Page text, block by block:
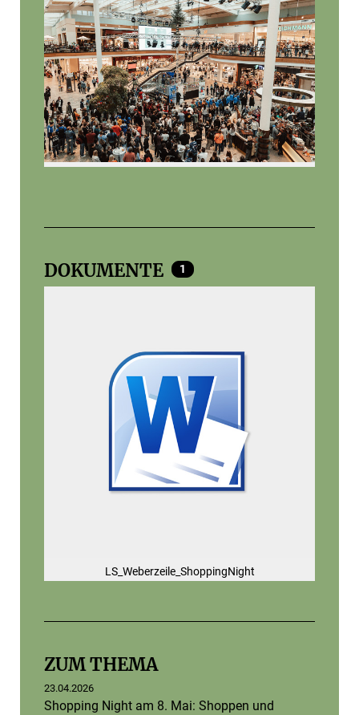
DOKUMENTE 1
LS_Weberzeile_ShoppingNight
ZUM THEMA
23.04.2026
Shopping Night am 8. Mai: Shoppen und